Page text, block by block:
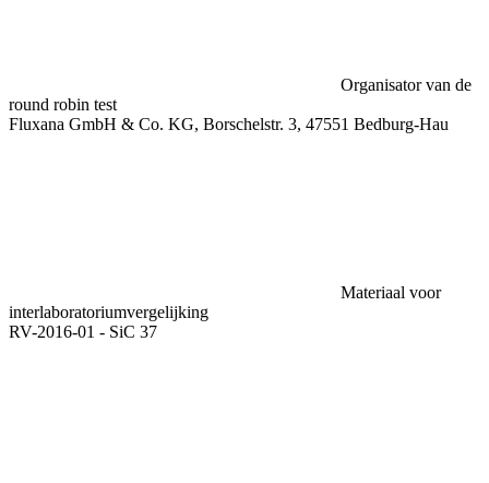
Organisator van de
round robin test
Fluxana GmbH & Co. KG, Borschelstr. 3, 47551 Bedburg-Hau
Materiaal voor
interlaboratoriumvergelijking
RV-2016-01 - SiC 37